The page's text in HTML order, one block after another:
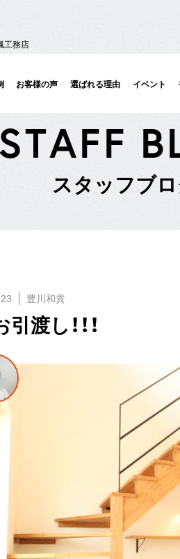
工務店
お客様の声 選ばれる理由 イベント
STAFF B
スタッフブロ
豊川和貴
引渡し！！！